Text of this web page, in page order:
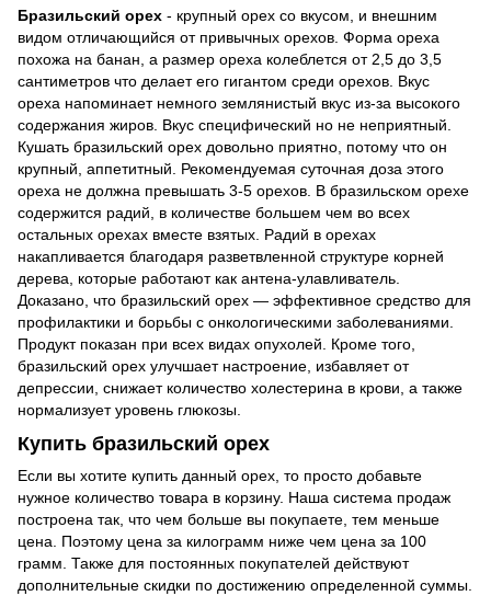
Бразильский орех - крупный орех со вкусом, и внешним
видом отличающийся от привычных орехов. Форма ореха
похожа на банан, а размер ореха колеблется от 2,5 до 3,5
сантиметров что делает его гигантом среди орехов. Вкус
ореха напоминает немного землянистый вкус из-за высокого
содержания жиров. Вкус специфический но не неприятный.
Кушать бразильский орех довольно приятно, потому что он
крупный, аппетитный. Рекомендуемая суточная доза этого
ореха не должна превышать 3-5 орехов. В бразильском орехе
содержится радий, в количестве большем чем во всех
остальных орехах вместе взятых. Радий в орехах
накапливается благодаря разветвленной структуре корней
дерева, которые работают как антена-улавливатель.
Доказано, что бразильский орех — эффективное средство для
профилактики и борьбы с онкологическими заболеваниями.
Продукт показан при всех видах опухолей. Кроме того,
бразильский орех улучшает настроение, избавляет от
депрессии, снижает количество холестерина в крови, а также
нормализует уровень глюкозы.
Купить бразильский орех
Если вы хотите купить данный орех, то просто добавьте
нужное количество товара в корзину. Наша система продаж
построена так, что чем больше вы покупаете, тем меньше
цена. Поэтому цена за килограмм ниже чем цена за 100
грамм. Также для постоянных покупателей действуют
дополнительные скидки по достижению определенной суммы.